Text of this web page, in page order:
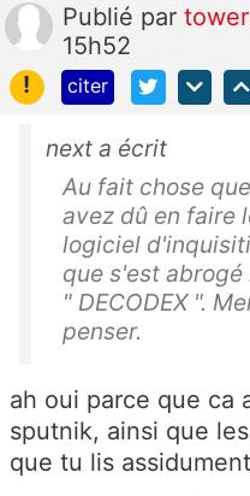
Publié par
15h52
!
citer
next a écrit
Au fait chose
avez dû en faire
logiciel
que s'est
" DECODEX ".
penser.
ah oui parce que ca
sputnik, ainsi que
que tu lis